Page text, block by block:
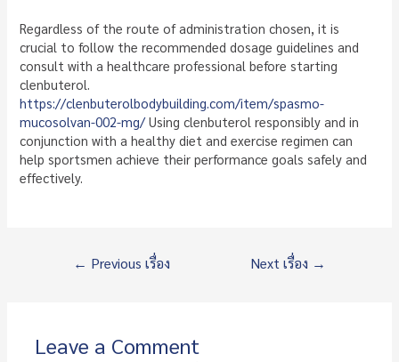
Regardless of the route of administration chosen, it is
crucial to follow the recommended dosage guidelines and
consult with a healthcare professional before starting
clenbuterol.
https://clenbuterolbodybuilding.com/item/spasmo-
mucosolvan-002-mg/Using clenbuterol responsibly and in
conjunction with a healthy diet and exercise regimen can
help sportsmen achieve their performance goals safely and
effectively.
แนะแนว
← Previous เรื่อง Next เรื่อง →
Leave a Comment